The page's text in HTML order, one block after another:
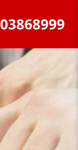
处理设备...
秆粉碎机